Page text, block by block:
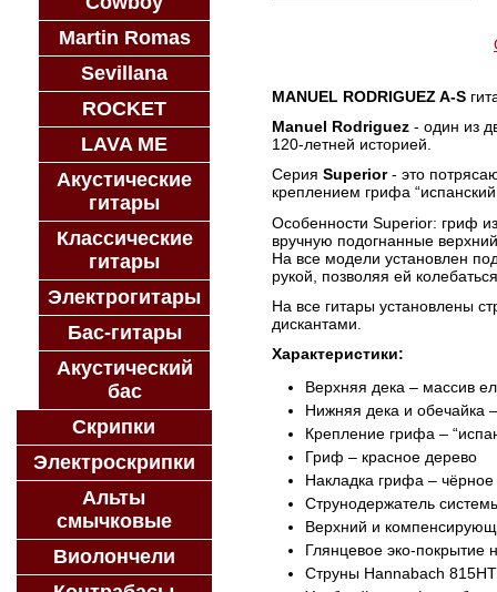
MANUEL RODRIGUEZ A-S
Manuel Rodriguez - один из
120-летней историей.
Серия Superior- это
креплением грифа “испанский
Особенности Superior: гриф
вручную подогнанные
На все модели установлен
рукой, позволяя ей
На все гитары установлены
дискантами.
Характеристики:
Верхняя дека – массив
Нижняя дека и обечайка
Крепление грифа –
Гриф – красное дерево
Накладка грифа –
Струнодержатель
Верхний и
Глянцевое эко-покрытие
Струны Hannabach
Martin Romas
Sevillana
ROCKET
LAVA ME
Акустические
гитары
Классические
гитары
Электрогитары
Бас-гитары
Акустический
бас
Скрипки
Электроскрипки
Альты
смычковые
Виолончели